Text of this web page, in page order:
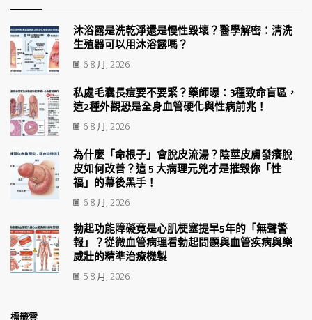
沐浴露是洗乾淨還是慢性毀壞？醫學解密：清洗
生殖器可以用沐浴露嗎？
6 8 月, 2026
私處毛囊長痘要不要緊？藥師曝：3種致命盲區，
這2種外觀恐是全身血管硬化與性病前兆！
6 8 月, 2026
為什麼「命根子」會脫皮流湯？陰莖皮膚發癢脫
皮如何改善？這 5 大病理元兇才是摧毀你「性
福」的幕後黑手！
6 8 月, 2026
勃起功能障礙竟是心肌梗塞提早5年的「無聲警
報」？從微血管病理看勃起問題與血管疾病與樂
威壯的精準治療機製
5 8 月, 2026